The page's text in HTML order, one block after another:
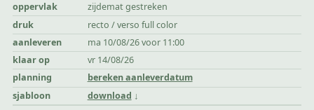
oppervlak
zijdemat gestreken
druk
recto / verso full color
aanleveren
ma 10/08/26 voor 11:00
klaar op
vr 14/08/26
planning
bereken aanleverdatum
sjabloon
download